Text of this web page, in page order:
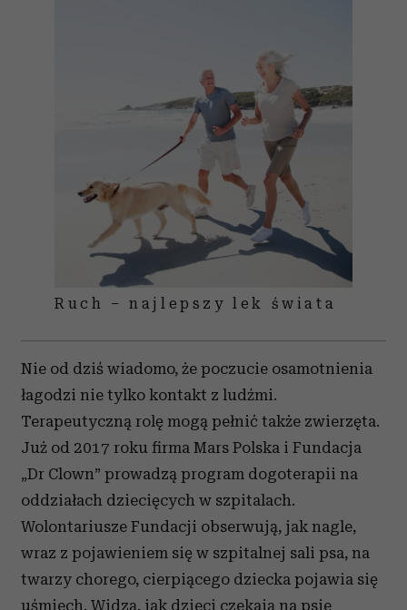
Ruch – najlepszy lek świata
Nie od dziś wiadomo, że poczucie osamotnienia
łagodzi nie tylko kontakt z ludźmi.
Terapeutyczną rolę mogą pełnić także zwierzęta.
Już od 2017 roku firma Mars Polska i Fundacja
„Dr Clown” prowadzą program dogoterapii na
oddziałach dziecięcych w szpitalach.
Wolontariusze Fundacji obserwują, jak nagle,
wraz z pojawieniem się w szpitalnej sali psa, na
twarzy chorego, cierpiącego dziecka pojawia się
uśmiech. Widzą, jak dzieci czekają na psie